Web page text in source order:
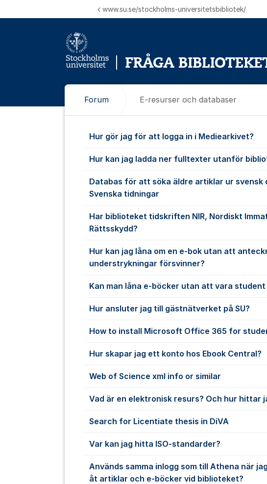
www.su.se/stockholms-universitetsbibliotek/
Forum E-resurser och databaser
E-resurser och
Hur gör jag för att logga in i Mediearkivet?
Hur kan jag ladda ner fulltexter utanför
Databas för att söka äldre artiklar ur svensk
Svenska tidningar
Har biblioteket tidskriften NIR, Nordiskt
Rättsskydd?
Hur kan jag låna om en e-bok utan att
understrykningar försvinner?
Kan man låna e-böcker utan att vara student
Hur ansluter jag till gästnätverket på SU?
How to install Microsoft Office 365 for
Hur skapar jag ett konto hos Ebook Central?
Web of Science xml info or similar
Vad är en elektronisk resurs? Och hur hittar
Search for Licentiate thesis in DiVA
Var kan jag hitta ISO-standarder?
Används samma inlogg som till Athena när
åt artiklar och e-böcker vid biblioteket?